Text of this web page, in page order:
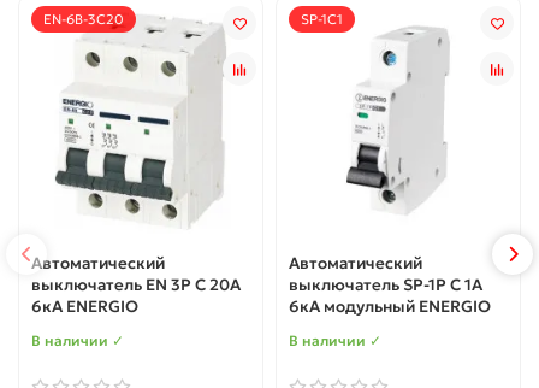
EN-6B-3C20
Автоматический
выключатель EN 3P C 20А
6кА ENERGIO
В наличии ✓
SP-1C1
Автоматический
выключатель SP-1P C 1А
6кА модульный ENERGIO
В наличии ✓